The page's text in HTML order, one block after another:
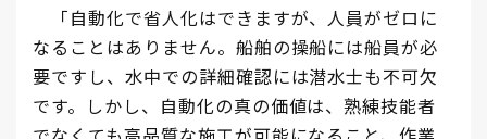
「自動化で省人化はできますが、人員がゼロに
なることはありません。船舶の操船には船員が必
要ですし、水中での詳細確認には潜水士も不可欠
です。しかし、自動化の真の価値は、熟練技能者